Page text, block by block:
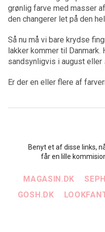
grønlig farve med masser
den changerer let på den
Så nu må vi bare krydse
lakker kommer til Danmark.
sandsynligvis i august eller
Er der en eller flere af
Benyt et af disse links,
får en lille
MAGASIN.DK
GOSH.DK